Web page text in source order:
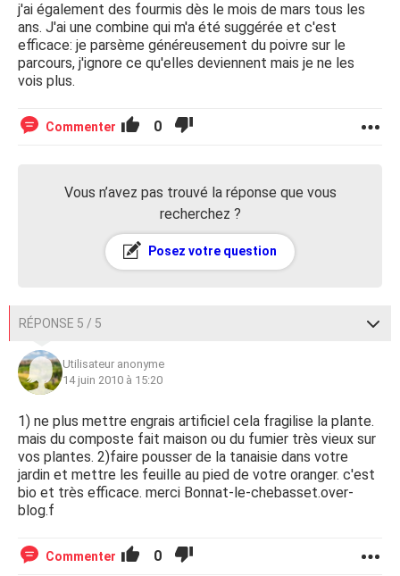
j'ai également des fourmis dès le mois de mars tous les
ans. J'ai une combine qui m'a été suggérée et c'est
efficace: je parsème généreusement du poivre sur le
parcours, j'ignore ce qu'elles deviennent mais je ne les
vois plus.
Commenter 0
Vous n’avez pas trouvé la réponse que vous
recherchez ?
Posez votre question
RÉPONSE 5 / 5
Utilisateur anonyme
14 juin 2010 à 15:20
1) ne plus mettre engrais artificiel cela fragilise la plante.
mais du composte fait maison ou du fumier très vieux sur
vos plantes. 2)faire pousser de la tanaisie dans votre
jardin et mettre les feuille au pied de votre oranger. c'est
bio et très efficace. merci Bonnat-le-chebasset.over-
blog.f
Commenter 0